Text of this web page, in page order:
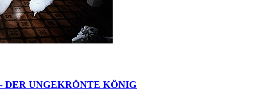
DER UNGEKRÖNTE KÖNIG